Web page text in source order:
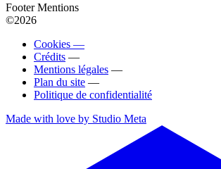
Footer Mentions
©2026
Cookies —
Crédits —
Mentions légales —
Plan du site —
Politique de confidentialité
Made with love by Studio Meta